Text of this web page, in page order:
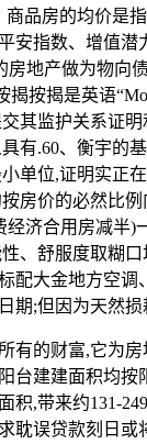
商品房的均价是
安指数、增值
房地产做为物向
揭按揭是英语
其监护关系证
有.60、衡宇的
单位,证明实正
房价的必然比
经济合用房减半)
、舒服度取糊
配大金地方空
期;但因为天然损
财富,它为房
台建建面积均
积,带来约131-
耽误贷款刻日